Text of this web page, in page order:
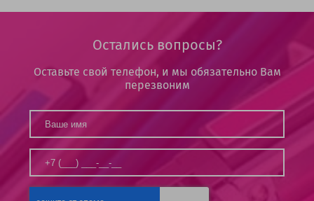
Остались вопросы?
Оставьте свой телефон, и мы обязательно Вам
перезвоним